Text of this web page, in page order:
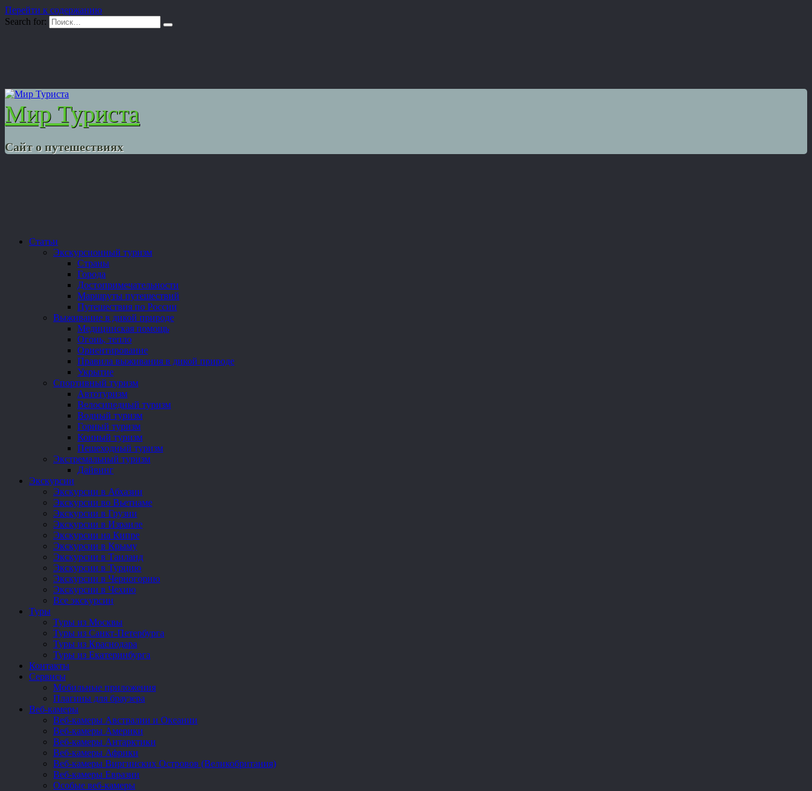
Перейти к содержанию
Search for:
Мир Туриста
Сайт о путешествиях
Статьи
Экскурсионный туризм
Страны
Города
Достопримечательности
Маршруты путешествий
Путешествия по России
Выживание в дикой природе
Медицинская помощь
Огонь, тепло
Ориентирование
Правила выживания в дикой природе
Укрытие
Спортивный туризм
Автотуризм
Велосипедный туризм
Водный туризм
Горный туризм
Конный туризм
Пешеходный туризм
Экстремальный туризм
Дайвинг
Экскурсии
Экскурсии в Абхазии
Экскурсии во Вьетнаме
Экскурсии в Грузии
Экскурсии в Израиле
Экскурсии на Кипре
Экскурсии в Крыму
Экскурсии в Таиланд
Экскурсии в Турцию
Экскурсии в Черногорию
Экскурсии в Чехию
Все экскурсии
Туры
Туры из Москвы
Туры из Санкт-Петербурга
Туры из Краснодара
Туры из Екатеринбурга
Контакты
Сервисы
Мобильные приложения
Плагины для браузера
Веб-камеры
Веб-камеры Австралии и Океании
Веб-камеры Америки
Веб-камеры Антарктики
Веб-камеры Африки
Веб-камеры Виргинских Островов (Великобритания)
Веб-камеры Евразии
Особые веб-камеры